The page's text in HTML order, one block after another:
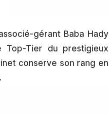
gérant Baba Hady
Top-Tier du prestigieux
conserve son rang en